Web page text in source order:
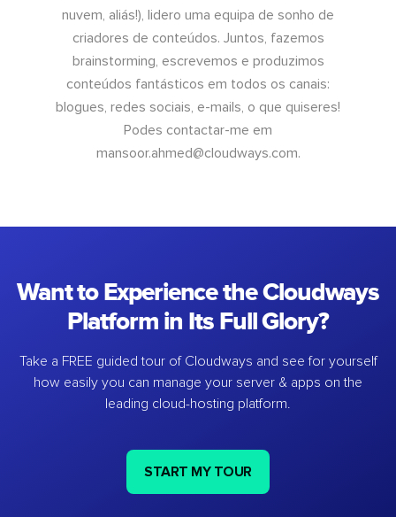
nuvem, aliás!), lidero uma equipa de sonho de
criadores de conteúdos. Juntos, fazemos
brainstorming, escrevemos e produzimos
conteúdos fantásticos em todos os canais:
blogues, redes sociais, e-mails, o que quiseres!
Podes contactar-me em
mansoor.ahmed@cloudways.com.
Want to Experience the Cloudways
Platform in Its Full Glory?
Take a FREE guided tour of Cloudways and see for yourself
how easily you can manage your server & apps on the
leading cloud-hosting platform.
START MY TOUR